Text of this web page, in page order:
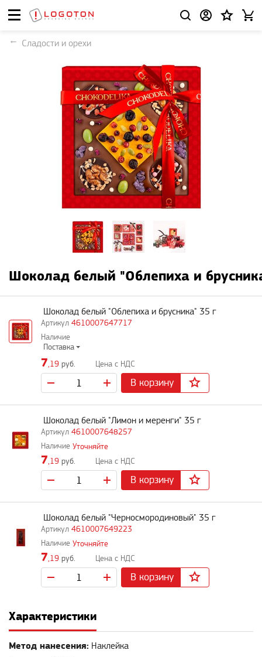
Сладости и орехи
Шоколад белый "Облепиха и
4610007647717
Шоколад белый "Облепиха и брусника" 35 г
Поставка
7,19 руб.
В корзину
4610007648257
Шоколад белый "Лимон и меренги" 35 г
Уточняйте
7,19 руб.
В корзину
4610007649223
Шоколад белый "Черносмородиновый" 35 г
Уточняйте
7,19 руб.
В корзину
Характеристики
Метод нанесения: Наклейка